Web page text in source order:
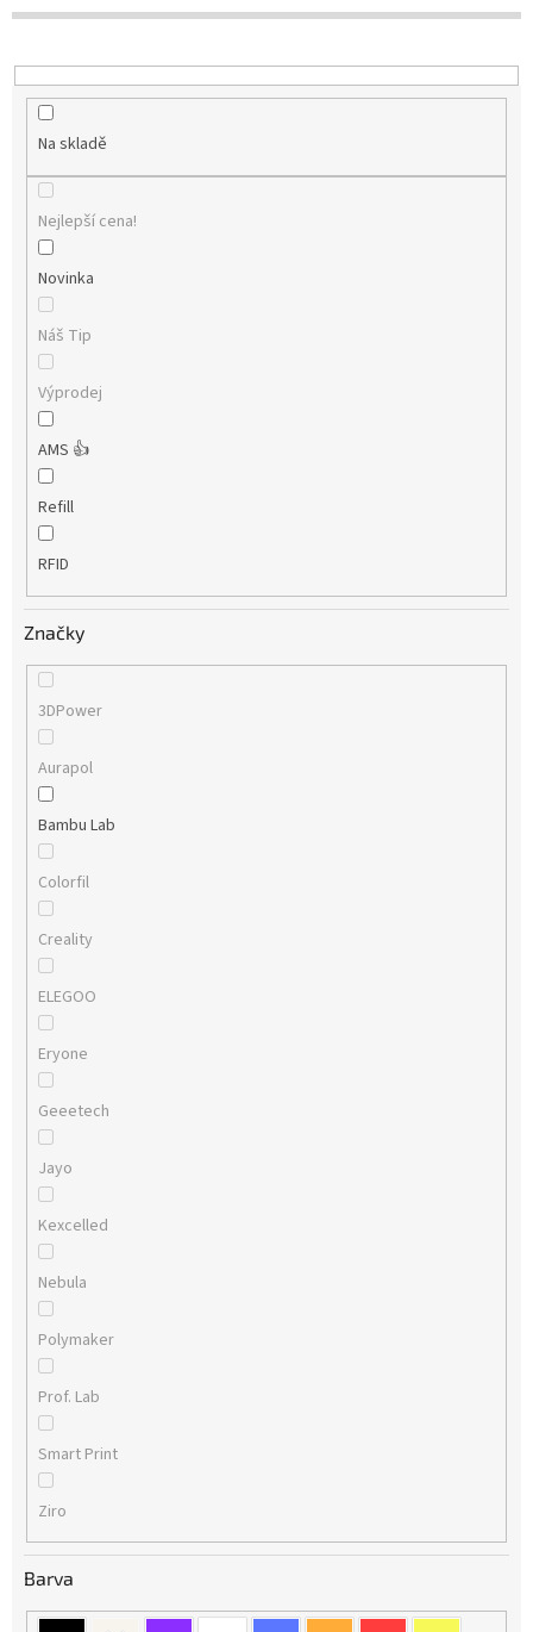
t
Na skladě
Nejlepší cena!
Novinka
Náš Tip
Výprodej
AMS 👍
Refill
RFID
Značky
3DPower
Aurapol
Bambu Lab
Colorfil
Creality
ELEGOO
Eryone
Geeetech
Jayo
Kexcelled
Nebula
Polymaker
Prof. Lab
Smart Print
Ziro
Barva